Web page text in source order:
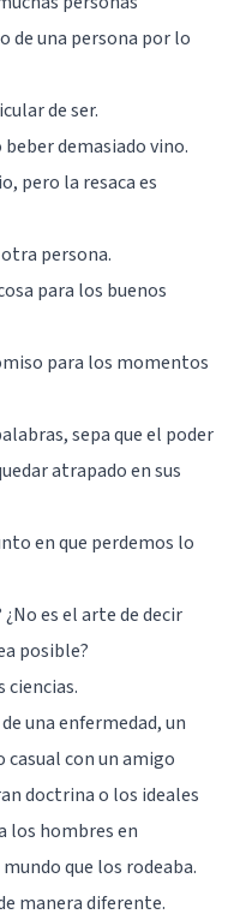
de una persona por lo
de ser.
demasiado vino.
pero la resaca es
persona.
para los buenos
para los momentos
sepa que el poder
atrapado en sus
en que perdemos lo
¿No es el arte de decir
posible?
ciencias.
una enfermedad, un
con un amigo
doctrina o los ideales
los hombres en
que los rodeaba.
manera diferente.